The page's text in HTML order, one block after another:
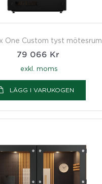
One Custom tyst mötesrum
79 066 Kr
exkl. moms
LÄGG I VARUKOGEN